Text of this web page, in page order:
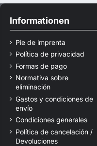
Informationen
Pie de imprenta
Política de privacidad
Formas de pago
Normativa sobre
eliminación
Gastos y condiciones de
envío
Condiciones generales
Política de cancelación /
Devoluciones